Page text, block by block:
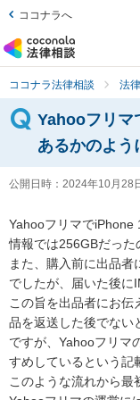
ココナラへ
ココナラ法律相談 法
Yahooフリマ
あるかのよう
公開日時： 2024年10月28
YahooフリマでiPhone
情報では256GBだった
また、購入前に出品者
でしたが、届いた後に
この旨を出品者にお伝
品を返送した後でない
ですが、Yahooフリマ
すめしているという記
このような流れから最